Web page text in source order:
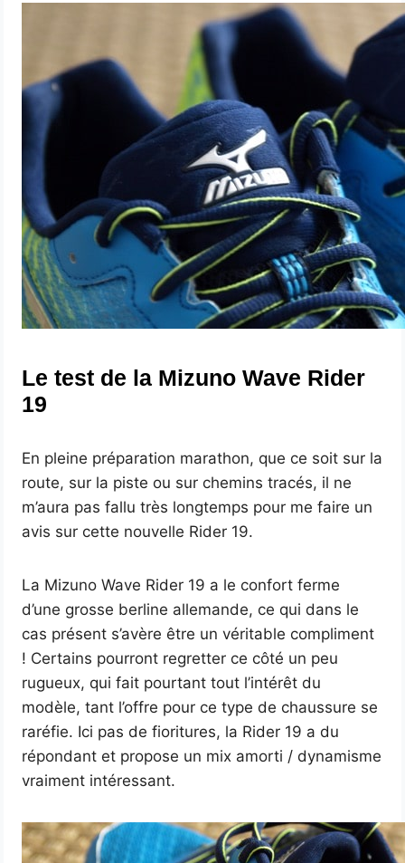
Le test de la Mizuno Wave Rider
19
En pleine préparation marathon, que ce soit sur la
route, sur la piste ou sur chemins tracés, il ne
m’aura pas fallu très longtemps pour me faire un
avis sur cette nouvelle Rider 19.
La Mizuno Wave Rider 19 a le confort ferme
d’une grosse berline allemande, ce qui dans le
cas présent s’avère être un véritable compliment
! Certains pourront regretter ce côté un peu
rugueux, qui fait pourtant tout l’intérêt du
modèle, tant l’offre pour ce type de chaussure se
raréfie. Ici pas de fioritures, la Rider 19 a du
répondant et propose un mix amorti / dynamisme
vraiment intéressant.